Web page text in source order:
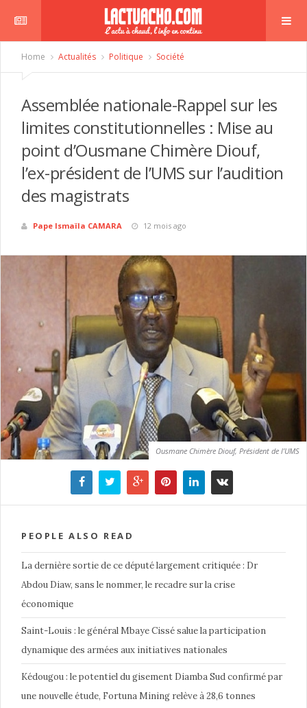
Home Actualités Politique Société
Assemblée nationale-Rappel sur les
limites constitutionnelles : Mise au
point d’Ousmane Chimère Diouf,
l’ex-président de l’UMS sur l’audition
des magistrats
Pape Ismaïla CAMARA 12 mois ago
Ousmane Chimère Diouf, Président de l’UMS
PEOPLE ALSO READ
La dernière sortie de ce député largement critiquée : Dr
Abdou Diaw, sans le nommer, le recadre sur la crise
économique
Saint-Louis : le général Mbaye Cissé salue la participation
dynamique des armées aux initiatives nationales
Kédougou : le potentiel du gisement Diamba Sud confirmé par
une nouvelle étude, Fortuna Mining relève à 28,6 tonnes